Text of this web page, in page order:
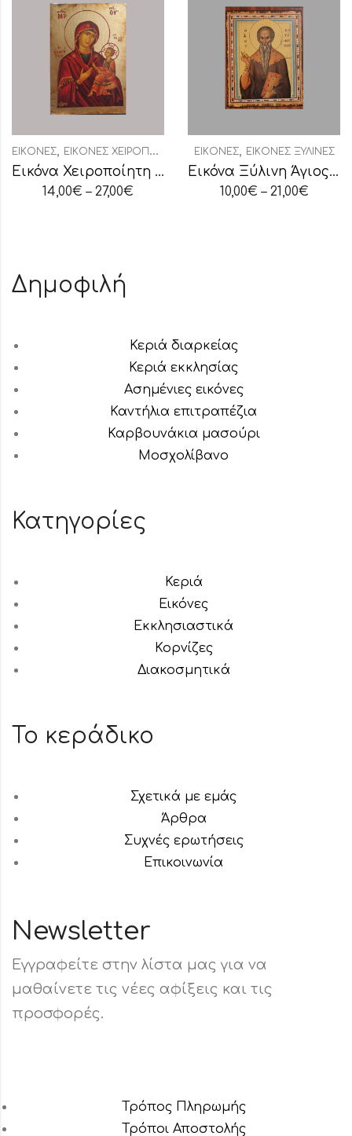
ΕΙΚΌΝΕΣ, ΕΙΚΌΝΕΣ ΧΕΙΡΟΠΟΊΗΤΕΣ
Εικόνα Χειροποίητη “Παναγία Οδηγήτρια”
14,00€ – 27,00€
ΕΙΚΌΝΕΣ, ΕΙΚΌΝΕΣ ΞΎΛΙΝΕΣ
Εικόνα Ξύλινη Άγιος Χαράλαμπος
10,00€ – 21,00€
Δημοφιλή
Κεριά διαρκείας
Κεριά εκκλησίας
Ασημένιες εικόνες
Καντήλια επιτραπέζια
Καρβουνάκια μασούρι
Μοσχολίβανο
Κατηγορίες
Κεριά
Εικόνες
Εκκλησιαστικά
Κορνίζες
Διακοσμητικά
Το κεράδικο
Σχετικά με εμάς
Άρθρα
Συχνές ερωτήσεις
Επικοινωνία
Newsletter
Εγγραφείτε στην λίστα μας για να
μαθαίνετε τις νέες αφίξεις και τις
προσφορές.
Τρόπος Πληρωμής
Τρόποι Αποστολής